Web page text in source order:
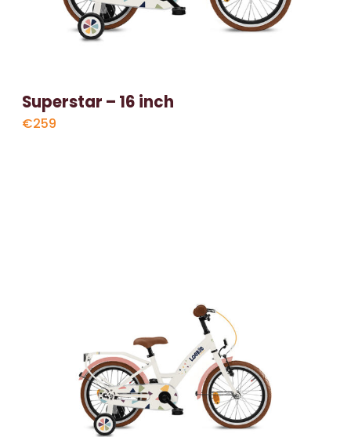
Superstar – 16 inch
€259